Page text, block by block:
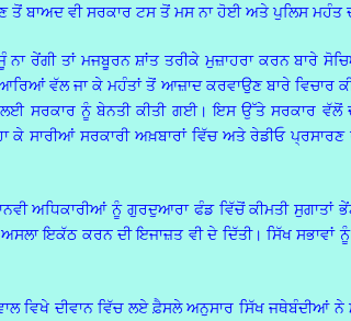
ਤੋਂ ਬਾਅਦ ਵੀ ਸਰਕਾਰ ਟਸ ਤੋਂ ਮਸ ਨਾ ਹੋਈ ਅਤੇ ਪੁਲਿਸ ਮਹੰਤ
ਰੇਂਗੀ ਤਾਂ ਮਜਬੂਰਨ ਸ਼ਾਂਤ ਤਰੀਕੇ ਮੁਜ਼ਾਹਰਾ ਕਰਨ ਬਾਰੇ
ਵੱਲ ਜਾ ਕੇ ਮਹੰਤਾਂ ਤੋਂ ਆਜ਼ਾਦ ਕਰਵਾਉਣ ਬਾਰੇ ਵਿਚਾਰ
ਸਰਕਾਰ ਨੂੰ ਬੇਨਤੀ ਕੀਤੀ ਗਈ। ਇਸ ਉੱਤੇ ਸਰਕਾਰ ਵੱਲੋਂ
ਕੇ ਸਾਰੀਆਂ ਸਰਕਾਰੀ ਅਖ਼ਬਾਰਾਂ ਵਿੱਚ ਅਤੇ ਰੇਡੀਓ
ਅਧਿਕਾਰੀਆਂ ਨੂੰ ਗੁਰਦੁਆਰਾ ਫੰਡ ਵਿੱਚੋਂ ਕੀਮਤੀ ਸੁਗਾਤਾਂ
ਇਕੱਠ ਕਰਨ ਦੀ ਇਜਾਜ਼ਤ ਵੀ ਦੇ ਦਿੱਤੀ। ਸਿੱਖ ਸਭਾਵਾਂ
ਵਿਖੇ ਦੀਵਾਨ ਵਿੱਚ ਲਏ ਫ਼ੈਸਲੇ ਅਨੁਸਾਰ ਸਿੱਖ ਜਥੇਬੰਦੀਆਂ